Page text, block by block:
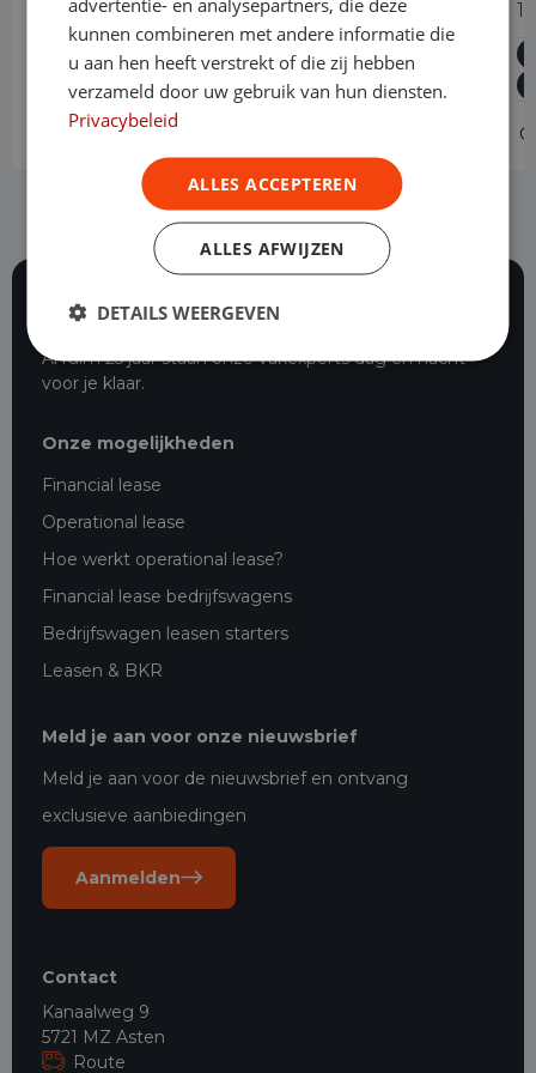
1.5 EcoBlue L2 Trend Automaat
Automaat 41.677 km 2024
Asten
L2H1
Operational lease
Al ruim 25 jaar staan onze vakexperts dag en nacht
voor je klaar.
Onze mogelijkheden
Financial lease
Operational lease
Hoe werkt operational lease?
Financial lease bedrijfswagens
Bedrijfswagen leasen starters
Leasen & BKR
Meld je aan voor onze nieuwsbrief
Meld je aan voor de nieuwsbrief en ontvang
exclusieve aanbiedingen
Aanmelden
Contact
Kanaalweg 9
5721 MZ Asten
Route
kunnen combineren met andere informatie die
u aan hen heeft verstrekt of die zij hebben
verzameld door uw gebruik van hun diensten.
Privacybeleid
ALLES ACCEPTEREN
ALLES AFWIJZEN
DETAILS WEERGEVEN